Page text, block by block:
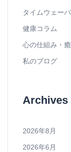
タイムウェー
健康コラム
心の仕組み・
私のブログ
Archives
2026年8月
2026年6月